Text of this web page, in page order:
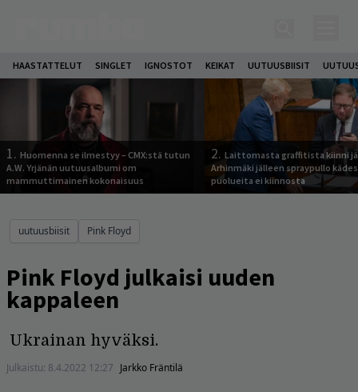
HAASTATTELUT SINGLET IGNOSTOT KEIKAT UUTUUSBIISIT
1. Huomenna se ilmestyy – CMX:stä tutun
A.W. Yrjänän uutuusalbumi om
mammuttimainen kokonaisuus
2. Laittomasta graffitista kiinni
Arhinmäki jälleen spraypullo
puolueita ei kiinnosta
uutuusbiisit Pink Floyd
Pink Floyd julkaisi uuden
kappaleen
Ukrainan hyväksi.
Julkaistu: 8.4.2022 12:27 Jarkko Fräntilä